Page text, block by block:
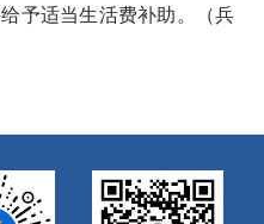
予适当生活费补助。（兵